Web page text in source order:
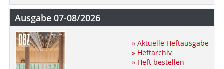
Ausgabe 07-08/2026
» Aktuelle Heftausgabe
» Heftarchiv
» Heft bestellen